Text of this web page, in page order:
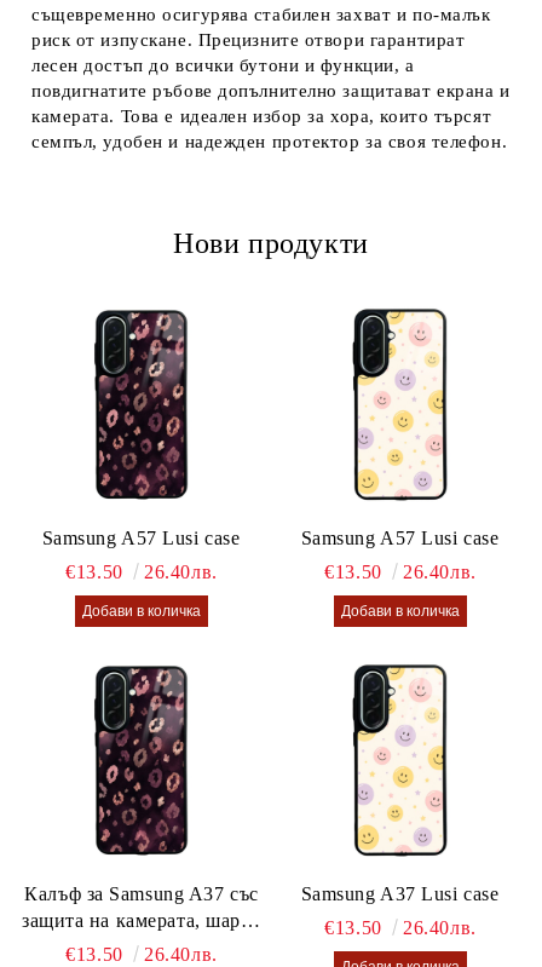
същевременно осигурява стабилен захват и по-малък
риск от изпускане. Прецизните отвори гарантират
лесен достъп до всички бутони и функции, а
повдигнатите ръбове допълнително защитават екрана и
камерата. Това е идеален избор за хора, които търсят
семпъл, удобен и надежден протектор за своя телефон.
Нови продукти
Samsung A57 Lusi case
€13.50
26.40лв.
Samsung A57 Lusi case
€13.50
26.40лв.
Калъф за Samsung A37 със
защита на камерата, шарен
калъф Lusi case
€13.50 26.40лв.
Samsung A37 Lusi case
€13.50
26.40лв.